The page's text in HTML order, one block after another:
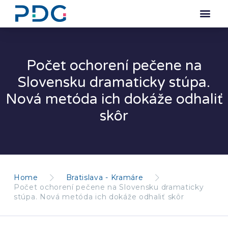
Počet ochorení pečene na
Slovensku dramaticky stúpa.
Nová metóda ich dokáže odhaliť
skôr
Home
Bratislava - Kramáre
Počet ochorení pečene na Slovensku dramaticky
stúpa. Nová metóda ich dokáže odhaliť skôr